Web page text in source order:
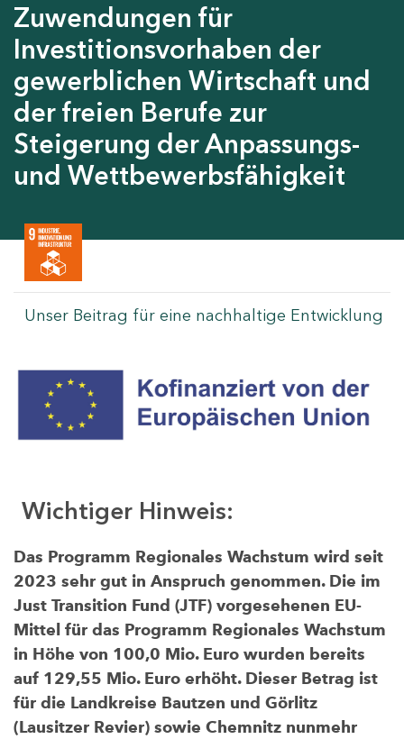
Zuwendungen für
Investitionsvorhaben der
gewerblichen Wirtschaft und
der freien Berufe zur
Steigerung der Anpassungs-
und Wettbewerbsfähigkeit
Unser Beitrag für eine nachhaltige Entwicklung
Wichtiger Hinweis:
Das Programm Regionales Wachstum wird seit
2023 sehr gut in Anspruch genommen. Die im
Just Transition Fund (JTF) vorgesehenen EU-
Mittel für das Programm Regionales Wachstum
in Höhe von 100,0 Mio. Euro wurden bereits
auf 129,55 Mio. Euro erhöht. Dieser Betrag ist
für die Landkreise Bautzen und Görlitz
(Lausitzer Revier) sowie Chemnitz nunmehr